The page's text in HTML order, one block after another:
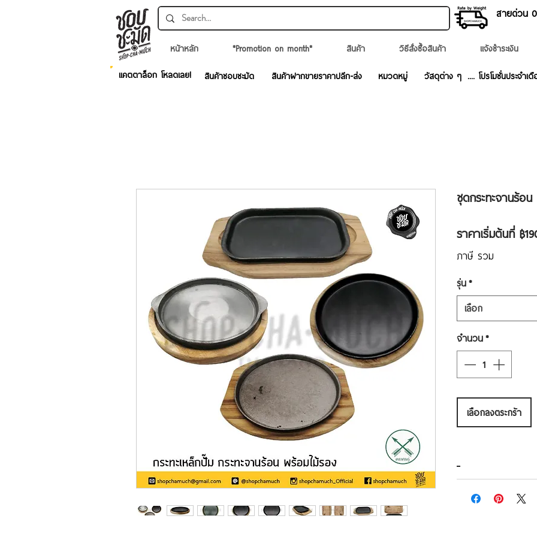
สายด่วน
หน้าหลัก *Promotion on month* สินค้า วิธีสั่งซื้อสินค้า แจ้งชำระเงิน
สินค้าชอบชะมัด สินค้าฝากขายราคาปลีก-ส่ง หมวดหมู่ วัสดุต่าง ๆ .... โปรโมชั่นประจำเ
แคตตาล็อก โหลดเลย!
ชุดกระทะจานร้อ
ราคาเริ่มต้นที่ ฿
ภาษี รวม
รุ่น*
เลือก
จำนวน*
เลือกลงตระกร้า